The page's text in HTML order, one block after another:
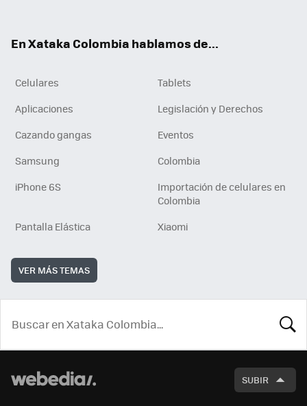
En Xataka Colombia hablamos de...
Celulares
Tablets
Aplicaciones
Legislación y Derechos
Cazando gangas
Eventos
Samsung
Colombia
iPhone 6S
Importación de celulares en
Colombia
Pantalla Elástica
Xiaomi
VER MÁS TEMAS
SUBIR